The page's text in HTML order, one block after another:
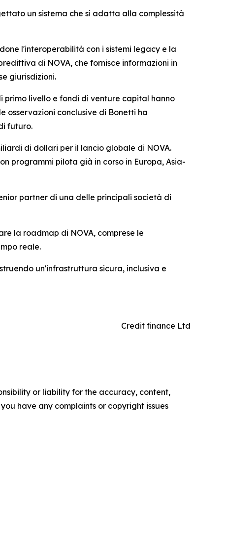
un sistema che si adatta alla complessità
l'interoperabilità con i sistemi legacy e la
di NOVA, che fornisce informazioni in
giurisdizioni.
livello e fondi di venture capital hanno
osservazioni conclusive di Bonetti ha
futuro.
di dollari per il lancio globale di NOVA.
programmi pilota già in corso in Europa, Asia-
partner di una delle principali società di
la roadmap di NOVA, comprese le
reale.
un'infrastruttura sicura, inclusiva e
Credit finance Ltd
or liability for the accuracy, content,
have any complaints or copyright issues